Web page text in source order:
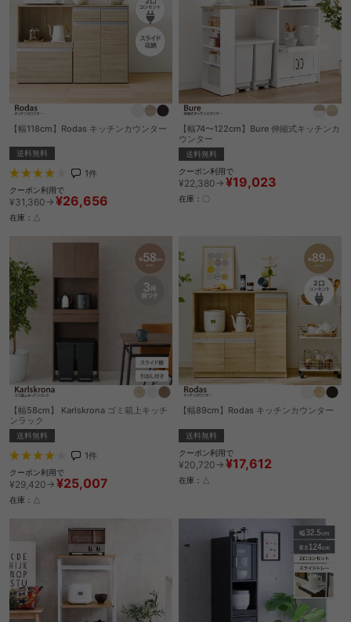
【幅118cm】Rodas キッチンカウンター
送料無料
1件
クーポン利用で
¥31,360→ ¥26,656
在庫：△
【幅74〜122cm】Bure 伸縮式キッチンカ
ウンター
送料無料
クーポン利用で
¥22,380→ ¥19,023
在庫：〇
【幅58cm】 Karlskrona ゴミ箱上キッチ
ンラック
送料無料
1件
クーポン利用で
¥29,420→ ¥25,007
在庫：△
【幅89cm】Rodas キッチンカウンター
送料無料
クーポン利用で
¥20,720→ ¥17,612
在庫：△